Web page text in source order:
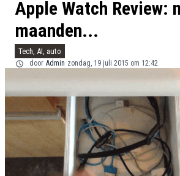
Apple Watch Review:
maanden...
Tech, AI, auto
door Admin zondag, 19 juli 2015 om 12:42